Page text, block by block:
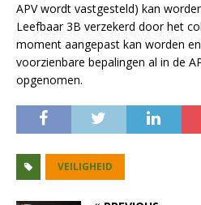
APV wordt vastgesteld) kan
Leefbaar 3B verzekerd door het
moment aangepast kan worden
voorzienbare bepalingen al in de
opgenomen.
VEILIGHEID